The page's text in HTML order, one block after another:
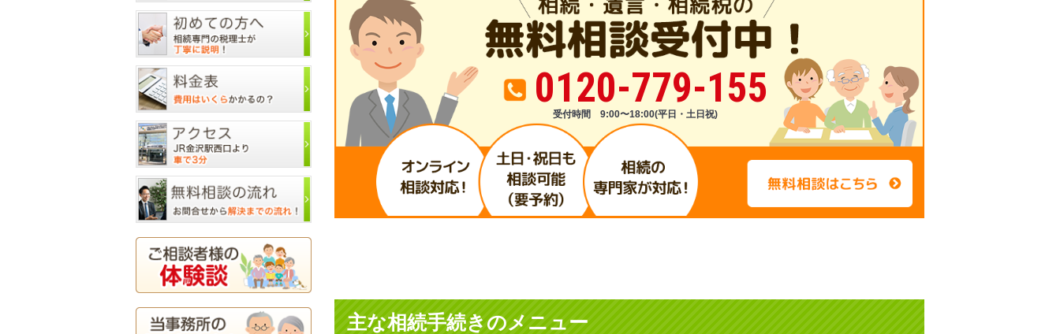
0120-779-155
受付時間 9:00〜18:00(平日・土日祝)
主な相続手続きのメニュー